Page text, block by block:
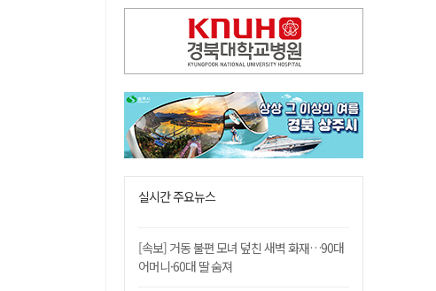
실시간 주요뉴스
[속보] 거동 불편 모녀 덮친 새벽 화재…90대
어머니·60대 딸 숨져